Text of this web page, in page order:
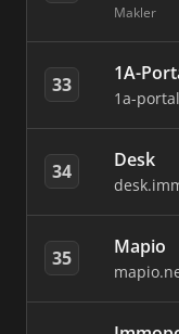
Makler
33 1A-
1a-
34 Desk
35 Mapio